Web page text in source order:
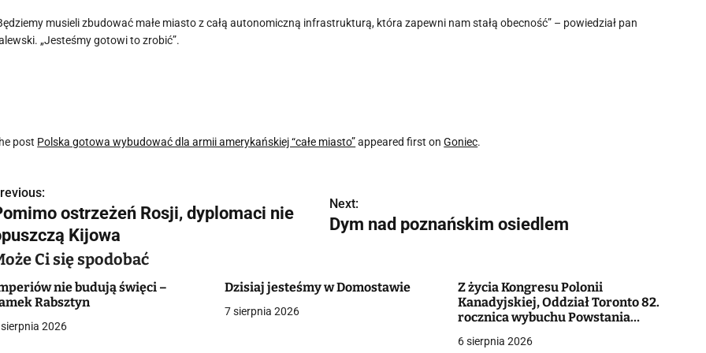
musieli zbudować małe miasto z całą autonomiczną infrastrukturą, która zapewni nam stałą obecność” – powiedział pan
„Jesteśmy gotowi to zrobić”.
post Polska gotowa wybudować dla armii amerykańskiej “całe miasto”appeared first onGoniec.
ostrzeżeń Rosji, dyplomaci nie
Kijowa
Next:
Dym nad poznańskim osiedlem
Ci się spodobać
nie budują święci –
Rabsztyn
2026
Dzisiaj jesteśmy w Domostawie
7 sierpnia 2026
Z życia Kongresu Polonii
Kanadyjskiej, Oddział Toronto 82.
rocznica wybuchu Powstania
6 sierpnia 2026